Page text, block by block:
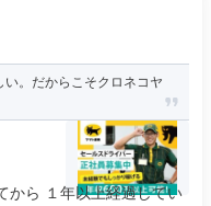
。だからこそクロネコヤ
から １年以上経過してい